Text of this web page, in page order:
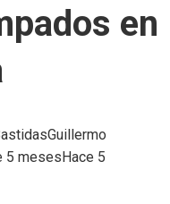
en
Guillermo
5 meses Hace 5